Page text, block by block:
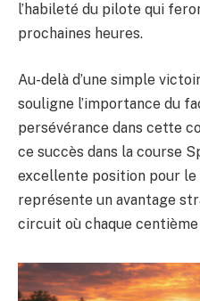
l’habileté du pilote qui
prochaines heures.
Au-delà d’une simple
souligne l’importance du
persévérance dans cette
ce succès dans la course
excellente position pour le
représente un avantage
circuit où chaque